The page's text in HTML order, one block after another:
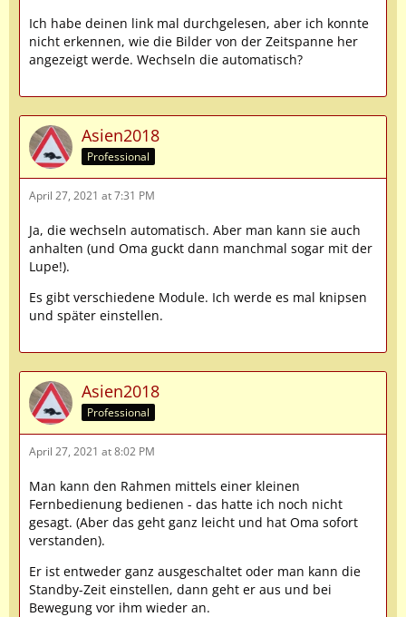
Ich habe deinen link mal durchgelesen, aber ich konnte
nicht erkennen, wie die Bilder von der Zeitspanne her
angezeigt werde. Wechseln die automatisch?
Asien2018
Professional
April 27, 2021 at 7:31 PM
Ja, die wechseln automatisch. Aber man kann sie auch
anhalten (und Oma guckt dann manchmal sogar mit der
Lupe!).
Es gibt verschiedene Module. Ich werde es mal knipsen
und später einstellen.
Asien2018
Professional
April 27, 2021 at 8:02 PM
Man kann den Rahmen mittels einer kleinen
Fernbedienung bedienen - das hatte ich noch nicht
gesagt. (Aber das geht ganz leicht und hat Oma sofort
verstanden).
Er ist entweder ganz ausgeschaltet oder man kann die
Standby-Zeit einstellen, dann geht er aus und bei
Bewegung vor ihm wieder an.